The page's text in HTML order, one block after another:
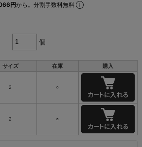
円から。分割手数料無料
個
サイズ 在庫 購入
2 ○
2 ○